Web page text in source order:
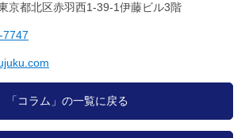
京都北区赤羽西1‐39‐1伊藤ビル3階
7747
「コラム」の一覧に戻る